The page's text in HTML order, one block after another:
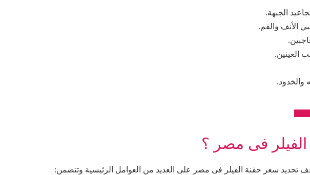
الجبهة.
الأنف والفم.
العينين.
والخدود.
فى مصر ؟
تحديد سعر حقنة الفيلر فى مصر على العديد من العوامل الرئيسية وتتضمن: